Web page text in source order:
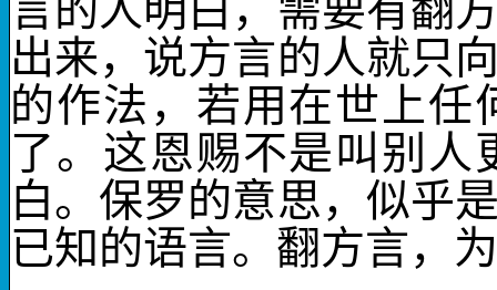
言的人明白，需要有翻
出来，说方言的人就只
的作法，若用在世上任
了。这恩赐不是叫别人
白。保罗的意思，似乎
已知的语言。 翻方言，